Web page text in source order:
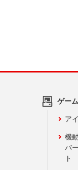
ゲー
ア
機
バ
ト